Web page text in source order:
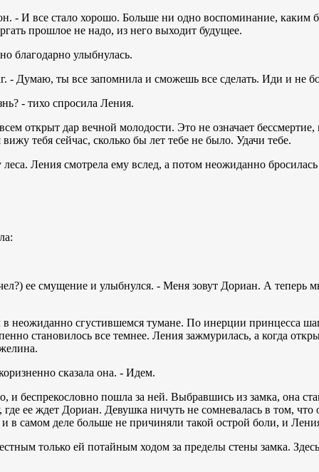
- И все стало хорошо. Больше ни одно воспоминание,
прошлое не надо, из него выходит будущее.
благодарно улыбнулась.
- Думаю, ты все запомнила и сможешь все сделать. Иди и не
- тихо спросила Ления.
открыт дар вечной молодости. Это не означает
тебя сейчас, сколько бы лет тебе не было. Удачи тебе.
Ления смотрела ему вслед, а потом неожиданно
ее смущение и улыбнулся. - Меня зовут Дориан. А теперь
неожиданно сгустившемся тумане. По инерции принцесса
становилось все темнее. Ления зажмурилась, а когда
сказала она. - Идем.
и беспрекословно пошла за ней. Выбравшись из замка, она
ее ждет Дориан. Девушка ничуть не сомневалась в том, что
самом деле больше не причиняли такой острой боли, и
только ей потайным ходом за пределы стены замка.